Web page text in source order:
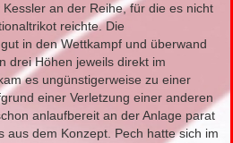
an der Reihe, für die es nicht
reichte. Die
in den Wettkampf und überwand
drei Höhen jeweils direkt im
es ungünstigerweise zu einer
einer Verletzung einer anderen
anlaufbereit an der Anlage parat
aus dem Konzept. Pech hatte sich im